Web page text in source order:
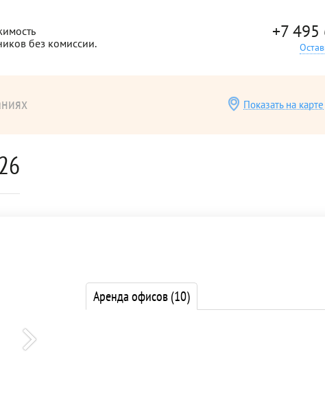
без комиссии.
+7
Показать на карте
Аренда офисов(10)